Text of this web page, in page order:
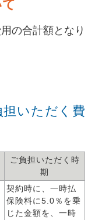
の合計額となり
担いただく費
ご負担いただく時
期
契約時に、一時払
保険料に5.0％を乗
じた金額を、一時